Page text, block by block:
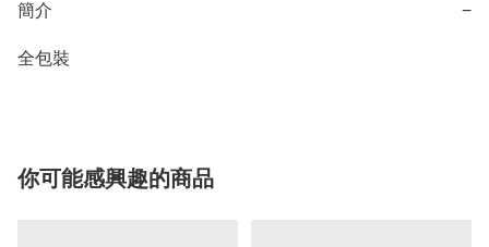
簡介 −
你可能感興趣的商品